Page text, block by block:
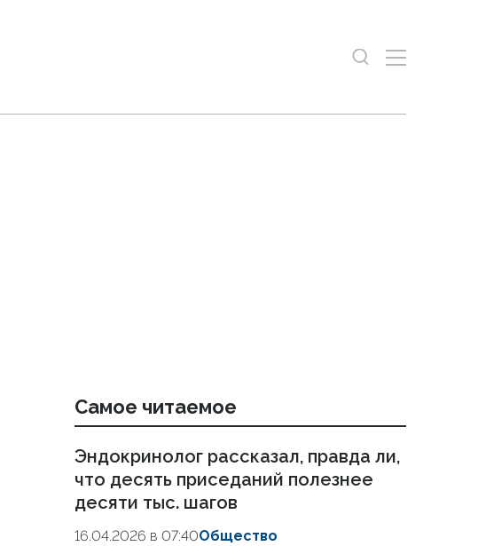
Самое читаемое
Эндокринолог рассказал, правда ли,
что десять приседаний полезнее
десяти тыс. шагов
16.04.2026 в 07:40Общество